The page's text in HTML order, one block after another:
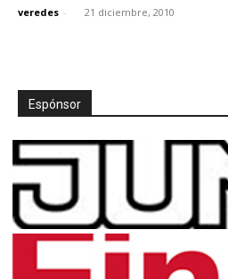
veredes - 21 diciembre, 2010
Espónsor